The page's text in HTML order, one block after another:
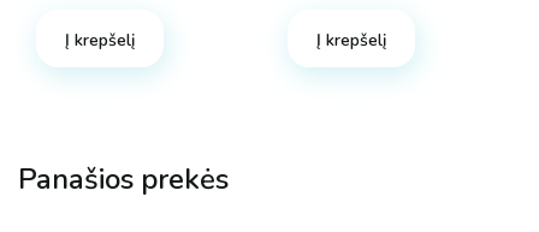
Į krepšelį Į krepšelį
Panašios prekės